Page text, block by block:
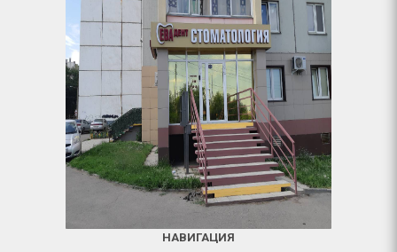
НАВИГАЦИЯ